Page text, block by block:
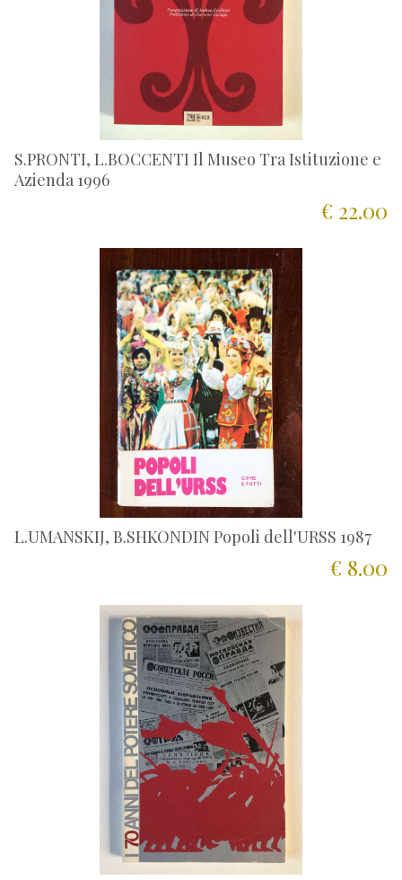
S.PRONTI, L.BOCCENTI Il Museo Tra Istituzione e
Azienda 1996
€ 22.00
L.UMANSKIJ, B.SHKONDIN Popoli dell'URSS 1987
€ 8.00